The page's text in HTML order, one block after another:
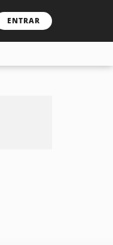
ENTRAR